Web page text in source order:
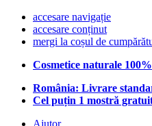
accesare navigație
accesare conținut
mergi la coșul de
Cosmetice naturale 100%
România: Livrare
Cel puțin 1 mostră
Ajutor